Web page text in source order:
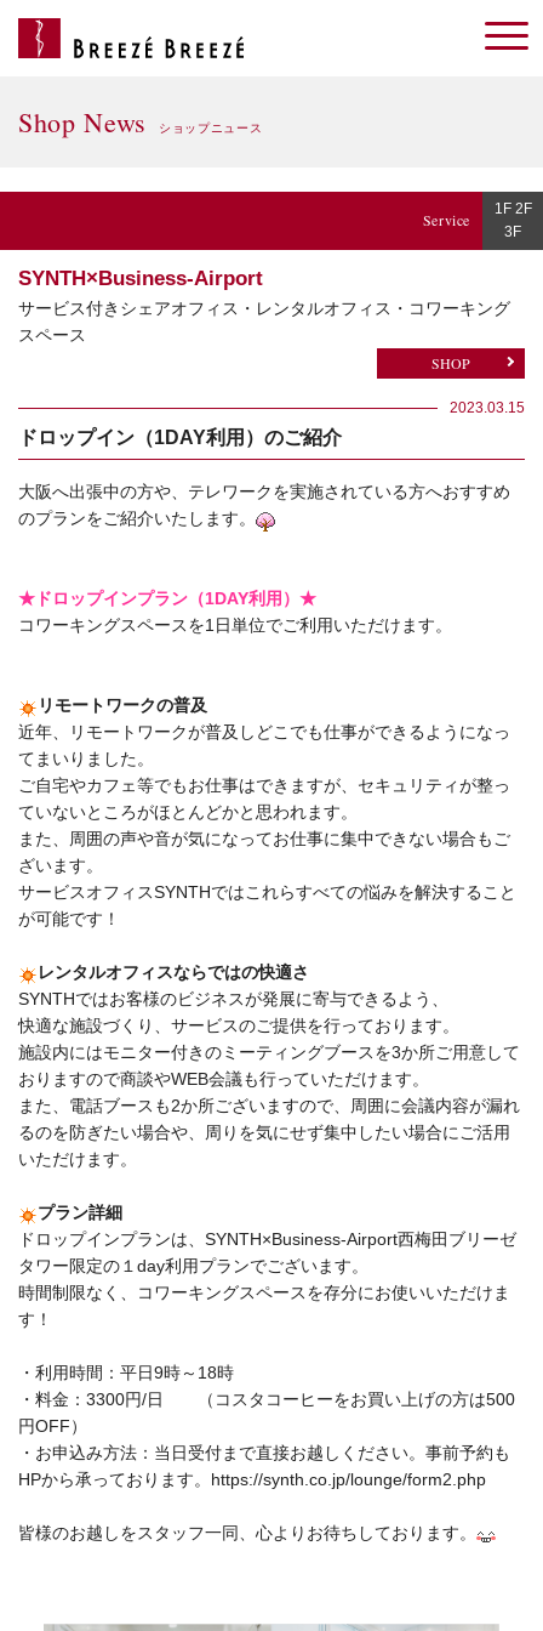
Shop News ショップニュース
Service
1F 2F
3F
SYNTH×Business-Airport
サービス付きシェアオフィス・レンタルオフィス・コワーキング
スペース
SHOP
2023.03.15
ドロップイン（1DAY利用）のご紹介
大阪へ出張中の方や、テレワークを実施されている方へおすすめ
のプランをご紹介いたします。
★ドロップインプラン（1DAY利用）★
コワーキングスペースを1日単位でご利用いただけます。
リモートワークの普及
近年、リモートワークが普及しどこでも仕事ができるようになっ
てまいりました。
ご自宅やカフェ等でもお仕事はできますが、セキュリティが整っ
ていないところがほとんどかと思われます。
また、周囲の声や音が気になってお仕事に集中できない場合もご
ざいます。
サービスオフィスSYNTHではこれらすべての悩みを解決すること
が可能です！
レンタルオフィスならではの快適さ
SYNTHではお客様のビジネスが発展に寄与できるよう、
快適な施設づくり、サービスのご提供を行っております。
施設内にはモニター付きのミーティングブースを3か所ご用意して
おりますので商談やWEB会議も行っていただけます。
また、電話ブースも2か所ございますので、周囲に会議内容が漏れ
るのを防ぎたい場合や、周りを気にせず集中したい場合にご活用
いただけます。
プラン詳細
ドロップインプランは、SYNTH×Business-Airport西梅田ブリーゼ
タワー限定の１day利用プランでございます。
時間制限なく、コワーキングスペースを存分にお使いいただけま
す！
・利用時間：平日9時～18時
・料金：3300円/日 （コスタコーヒーをお買い上げの方は500
円OFF）
・お申込み方法：当日受付まで直接お越しください。事前予約も
HPから承っております。https://synth.co.jp/lounge/form2.php
皆様のお越しをスタッフ一同、心よりお待ちしております。